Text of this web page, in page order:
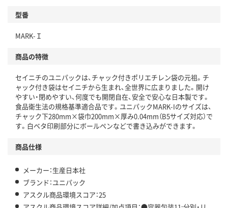
仕組
この商品の環境配慮ポイントです。下記商品詳細「
アスクル商品環境スコア詳細／加点項目
」で確認できます。
型番
MARK-Ｉ
商品の特徴
セイニチのユニパックは、チャック付きポリエチレン袋の元祖。チ
ャック付き袋はセイニチから生まれ、全世界に広まりました。開け
やすい・閉めやすい、何度でも開閉自在、安全で安心な日本製です。
食品衛生法の規格基準適合品です。ユニパックMARK-Iのサイズは、
チャック下280mm×袋巾200mm×厚み0.04mm（B5サイズ対応）で
す。白ベタ印刷部分にボールペンなどで書き込みができます。
商品仕様
メーカー：生産日本社
ブランド：ユニパック
アスクル商品環境スコア：25